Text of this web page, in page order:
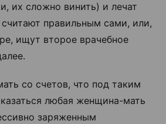
их сложно винить) и лечат
считают правильным сами, или,
ищут второе врачебное
со счетов, что под таким
любая женщина-мать
заряженным